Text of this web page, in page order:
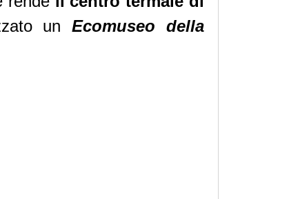
unEcomuseo della